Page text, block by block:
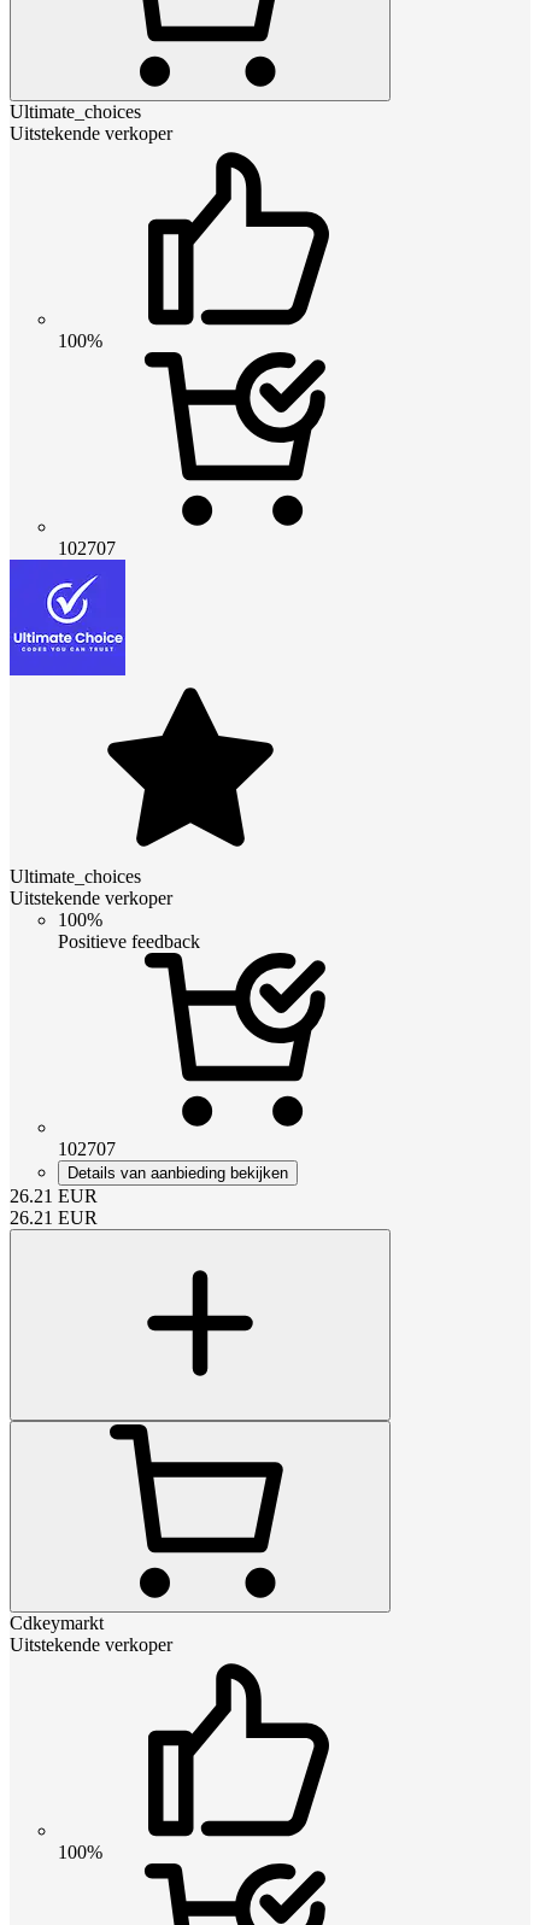
Ultimate_choices
Uitstekende verkoper
100%
102707
Ultimate_choices
Uitstekende verkoper
100%
Positieve feedback
102707
Details van aanbieding bekijken
26.21 EUR
26.21 EUR
Cdkeymarkt
Uitstekende verkoper
100%